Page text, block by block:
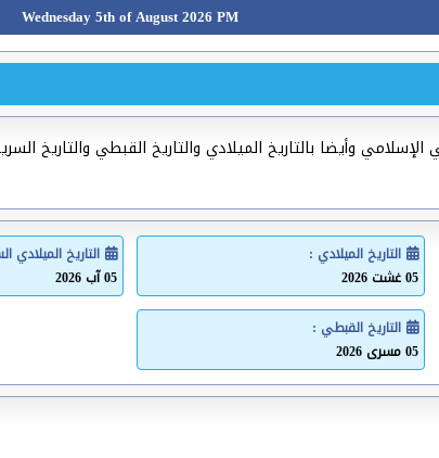
Wednesday 5th of August 2026 PM
وأيضا بالتاريخ الميلادي والتاريخ القبطي والتاريخ
التاريخ الميلادي :
05 غشت 2026
التاريخ الميلادي
05 آب 2026
التاريخ القبطي :
05 مسرى 2026